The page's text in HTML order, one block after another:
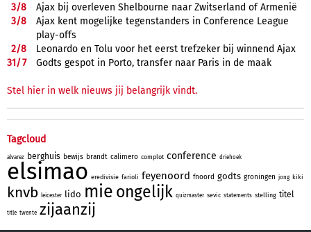
3/8
Ajax bij overleven Shelbourne naar Zwitserland of Armenië
3/8
Ajax kent mogelijke tegenstanders in Conference League
play-offs
2/8
Leonardo en Tolu voor het eerst trefzeker bij winnend Ajax
31/7 Godts gespot in Porto, transfer naar Paris in de maak
Stel hier in welk nieuws jij belangrijk vindt.
Tagcloud
alvarez berghuis bewijs brandt calimero complot conference driehoek
elsimao eredivisie farioli feyenoord fnoord godts groningen jong kiki
knvb leicester lido mie ongelijk quizmaster sevic statements stelling titel
title twente zijaanzij